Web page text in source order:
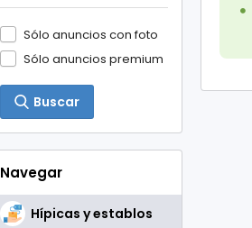
Sólo anuncios con foto
Sólo anuncios premium
Buscar
Navegar
Hípicas y establos